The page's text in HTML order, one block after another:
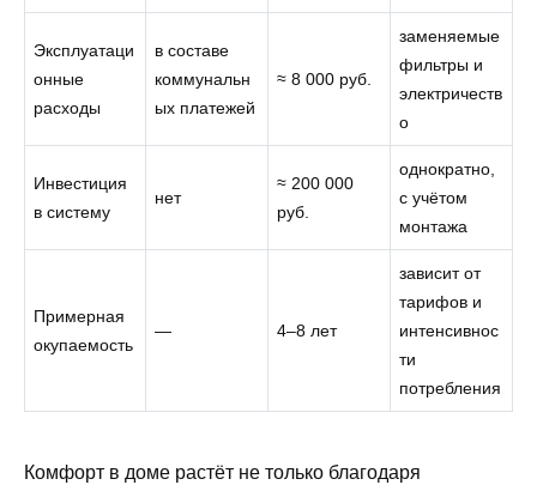
Эксплуатаци
онные
расходы
в составе
коммунальн
ых платежей
≈ 8 000 руб.
заменяемые
фильтры и
электричеств
о
Инвестиция
в систему
нет
≈ 200 000
руб.
однократно,
с учётом
монтажа
Примерная
окупаемость
— 4–8 лет
зависит от
тарифов и
интенсивнос
ти
потребления
Комфорт в доме растёт не только благодаря